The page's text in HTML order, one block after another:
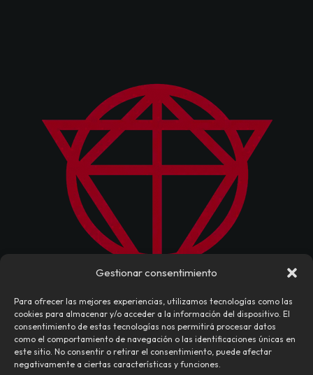
Gestionar consentimiento
Para ofrecer las mejores experiencias, utilizamos tecnologías como las
cookies para almacenar y/o acceder a la información del dispositivo. El
consentimiento de estas tecnologías nos permitirá procesar datos
como el comportamiento de navegación o las identificaciones únicas en
este sitio. No consentir o retirar el consentimiento, puede afectar
negativamente a ciertas características y funciones.